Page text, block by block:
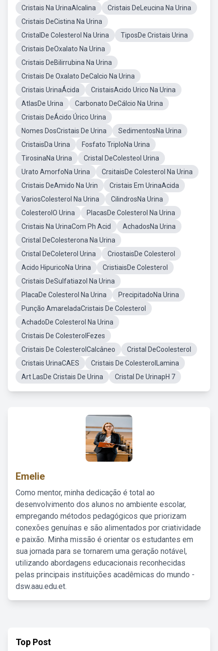
Cristais Na UrinaAlcalina
Cristais DeLeucina Na Urina
Cristais DeCistina Na Urina
CristalDe Colesterol Na Urina
TiposDe Cristais Urina
Cristais DeOxalato Na Urina
Cristais DeBilirrubina Na Urina
Cristais De Oxalato DeCalcio Na Urina
Cristais UrinaÁcida
CristaisAcido Urico Na Urina
AtlasDe Urina
Carbonato DeCálcio Na Urina
Cristais DeÁcido Úrico Urina
Nomes DosCristais De Urina
SedimentosNa Urina
CristaisDa Urina
Fosfato TriploNa Urina
TirosinaNa Urina
Cristal DeColesteol Urina
Urato AmorfoNa Urina
CrsitaisDe Colesterol Na Urina
Cristais DeAmido Na Urin
Cristais Em UrinaAcida
VariosColesterol Na Urina
CilindrosNa Urina
ColesterolO Urina
PlacasDe Colesterol Na Urina
Cristais Na UrinaCom Ph Acid
AchadosNa Urina
Cristal DeColesterona Na Urina
Cristal DeColeterol Urina
CriostaisDe Colesterol
Acido HipuricoNa Urina
CristiaisDe Colesterol
Cristais DeSulfatiazol Na Urina
PlacaDe Colesterol Na Urina
PrecipitadoNa Urina
Punção AmareladaCristais De Colesterol
AchadoDe Colesterol Na Urina
Cristais De ColesterolFezes
Cristais De ColesterolCalcâneo
Cristal DeCoolesterol
Cristais UrinaCAES
Cristais De ColesterolLamina
Art LasDe Cristais De Urina
Cristal De UrinapH 7
Emelie
Como mentor, minha dedicação é total ao
desenvolvimento dos alunos no ambiente escolar,
empregando métodos pedagógicos que priorizam
conexões genuínas e são alimentados por criatividade
e paixão. Minha missão é orientar os estudantes em
sua jornada para se tornarem uma geração notável,
utilizando abordagens educacionais reconhecidas
pelas principais instituições acadêmicas do mundo -
dsw.aau.edu.et.
Top Post